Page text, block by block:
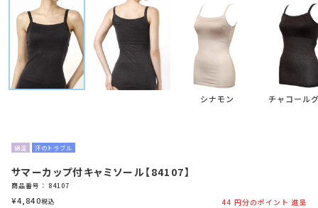
シナモン チャコール
綿混 汗のトラブル
サマーカップ付キャミソール【84107】
商品番号 84107
¥4,840税込 44 円分のポイント 進呈